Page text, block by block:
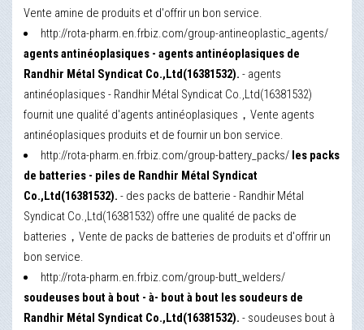
Vente amine de produits et d'offrir un bon service.
http://rota-pharm.en.frbiz.com/group-antineoplastic_agents/
agents antinéoplasiques - agents antinéoplasiques de
Randhir Métal Syndicat Co.,Ltd(16381532). - agents
antinéoplasiques - Randhir Métal Syndicat Co.,Ltd(16381532)
fournit une qualité d'agents antinéoplasiques，Vente agents
antinéoplasiques produits et de fournir un bon service.
http://rota-pharm.en.frbiz.com/group-battery_packs/ les packs
de batteries - piles de Randhir Métal Syndicat
Co.,Ltd(16381532). - des packs de batterie - Randhir Métal
Syndicat Co.,Ltd(16381532) offre une qualité de packs de
batteries，Vente de packs de batteries de produits et d'offrir un
bon service.
http://rota-pharm.en.frbiz.com/group-butt_welders/
soudeuses bout à bout - à- bout à bout les soudeurs de
Randhir Métal Syndicat Co.,Ltd(16381532). - soudeuses bout à